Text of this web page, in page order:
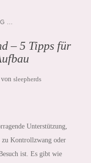
– 5 Tipps für
von sleepherds
Unterstützung,
zu Kontrollzwang oder
ist. Es gibt wie